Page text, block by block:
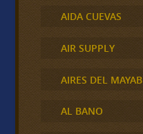
AIDA CUEVAS
AIR SUPPLY
AIRES DEL MAYAB
AL BANO